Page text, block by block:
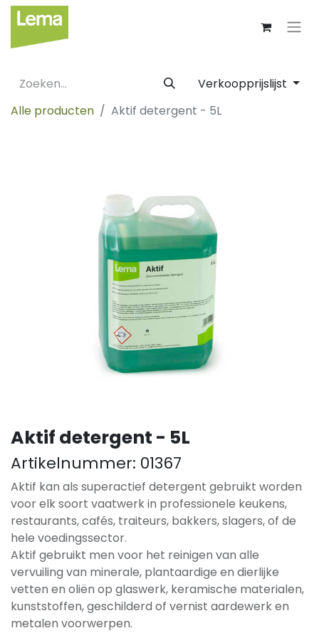
Verkoopprijslijst
Alle producten
Aktif detergent - 5L
Aktif detergent - 5L
Artikelnummer: 01367
Aktif kan als superactief detergent gebruikt worden
voor elk soort vaatwerk in professionele keukens,
restaurants, cafés, traiteurs, bakkers, slagers, of de
hele voedingssector.
Aktif gebruikt men voor het reinigen van alle
vervuiling van minerale, plantaardige en dierlijke
vetten en oliën op glaswerk, keramische materialen,
kunststoffen, geschilderd of vernist aardewerk en
metalen voorwerpen.